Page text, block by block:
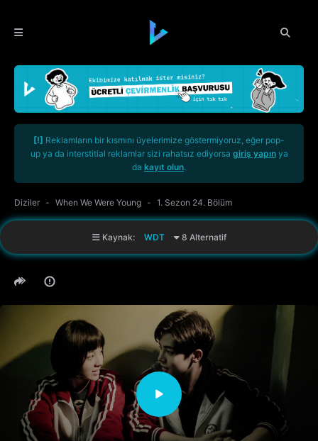
[!] Reklamların bir kısmını üyelerimize göstermiyoruz, eğer pop-
up ya da interstitial reklamlar sizi rahatsız ediyorsa giriş yapınya
da kayıt olun.
Diziler When We Were Young 1. Sezon 24. Bölüm
Kaynak: WDT 8 Alternatif